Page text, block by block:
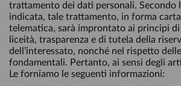
trattamento dei dati personali. Secondo
indicata, tale trattamento, in forma
telematica, sarà improntato ai principi di
liceità, trasparenza e di tutela della
dell’interessato, nonché nel rispetto
fondamentali. Pertanto, ai sensi degli
Le forniamo le seguenti informazioni: